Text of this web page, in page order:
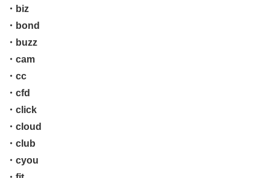
・biz
・bond
・buzz
・cam
・cc
・cfd
・click
・cloud
・club
・cyou